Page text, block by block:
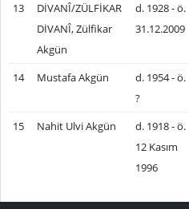
13
DİVANÎ/ZÜLFİKAR
DİVANÎ, Zülfikar
Akgün
d. 1928 - ö.
31.12.2009
14 Mustafa Akgün
d. 1954 - ö.
?
15 Nahit Ulvi Akgün
d. 1918 - ö.
12 Kasım
1996